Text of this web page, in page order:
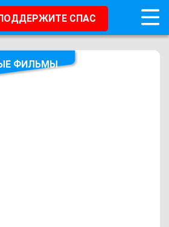
СПАС
ФИЛЬМЫ